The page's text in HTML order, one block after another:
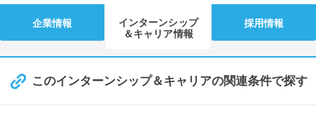
企業情報
インターンシップ
＆キャリア情報
採用情報
このインターンシップ＆キャリアの関連条件で探す